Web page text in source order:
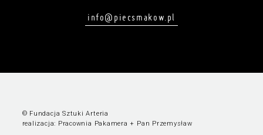
info@piecsmakow.pl
© Fundacja Sztuki Arteria
realizacja: Pracownia Pakamera + Pan Przemysław